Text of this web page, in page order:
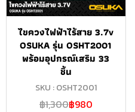
ไขควงไฟฟ้าไร้สาย 3.7v
OSUKA รุ่น OSHT2001
พร้อมอุปกรณ์เสริม 33
ชิ้น
SKU : OSHT2001
฿1,300฿980